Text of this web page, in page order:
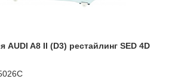
AUDI A8 II (D3) рестайлинг SED 4D